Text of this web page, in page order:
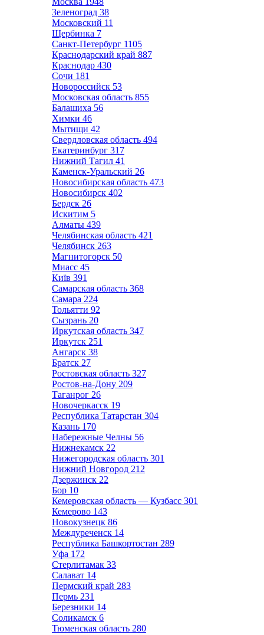
Зеленоград 38
Московский 11
Щербинка 7
Санкт-Петербург 1105
Краснодарский край 887
Краснодар 430
Сочи 181
Новороссийск 53
Московская область 855
Балашиха 56
Химки 46
Мытищи 42
Свердловская область 494
Екатеринбург 317
Нижний Тагил 41
Каменск-Уральский 26
Новосибирская область 473
Новосибирск 402
Бердск 26
Искитим 5
Алматы 439
Челябинская область 421
Челябинск 263
Магнитогорск 50
Миасс 45
Київ 391
Самарская область 368
Самара 224
Тольятти 92
Сызрань 20
Иркутская область 347
Иркутск 251
Ангарск 38
Братск 27
Ростовская область 327
Ростов-на-Дону 209
Таганрог 26
Новочеркасск 19
Республика Татарстан 304
Казань 170
Набережные Челны 56
Нижнекамск 22
Нижегородская область 301
Нижний Новгород 212
Дзержинск 22
Бор 10
Кемеровская область — Кузбасс 301
Кемерово 143
Новокузнецк 86
Междуреченск 14
Республика Башкортостан 289
Уфа 172
Стерлитамак 33
Салават 14
Пермский край 283
Пермь 231
Березники 14
Соликамск 6
Тюменская область 280